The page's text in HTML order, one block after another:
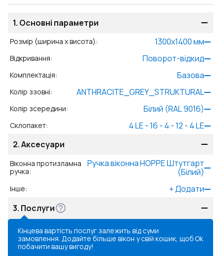
1. Основні параметри
Розмір (ширина x висота): 1300x1400мм
Відкривання: Поворот-відкид
Комплектація: Базова
Колір ззовні: ANTHRACITE_GREY_STRUKTURAL
Колір зсередини: Білий (RAL 9016)
Склопакет:
4 LE - 16 - 4 - 12 - 4 LE
2.Аксесуари
Віконна протизламна
ручка:
Ручка віконна HOPPE Штутгарт
(Білий)
Інше: +Додати
3. Послуги
Кінцева вартість послуг залежить від суми
замовлення. Додайте більше вікон у свій кошик, щоб
побачити вашу вигоду!
Ok